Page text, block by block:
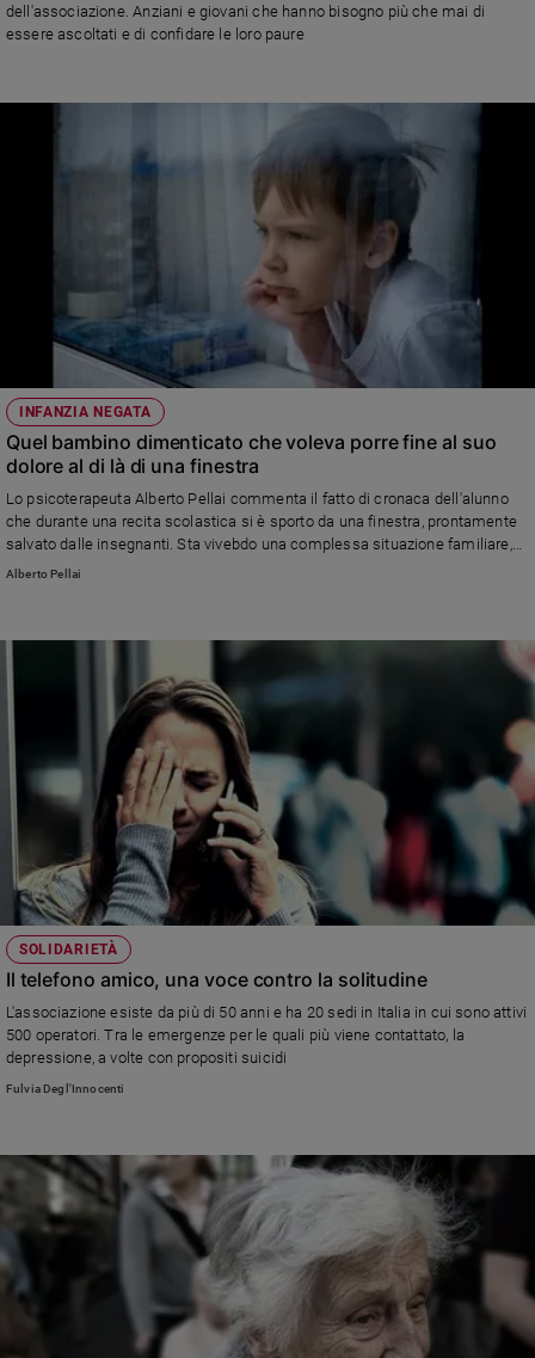
dell'associazione. Anziani e giovani che hanno bisogno più che mai di
essere ascoltati e di confidare le loro paure
INFANZIA NEGATA
Quel bambino dimenticato che voleva porre fine al suo
dolore al di là di una finestra
Lo psicoterapeuta Alberto Pellai commenta il fatto di cronaca dell'alunno
che durante una recita scolastica si è sporto da una finestra, prontamente
salvato dalle insegnanti. Sta vivebdo una complessa situazione familiare,
con un padre violento e una madre che lo ha abbandonato. «Questo
Alberto Pellai
SOLIDARIETÀ
Il telefono amico, una voce contro la solitudine
L'associazione esiste da più di 50 anni e ha 20 sedi in Italia in cui sono attivi
500 operatori. Tra le emergenze per le quali più viene contattato, la
depressione, a volte con propositi suicidi
Fulvia Degl'Innocenti